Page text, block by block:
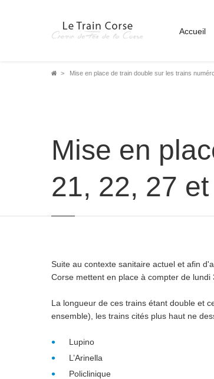
Accueil
FilMise en place de train double sur les trains
Mise en
21, 22, 27
Suite au contexte sanitaire actuel et afin
Corse mettent en place à compter de
La longueur de ces trains étant double et
ensemble), les trains cités plus haut ne
Lupino
L’Arinella
Policlinique